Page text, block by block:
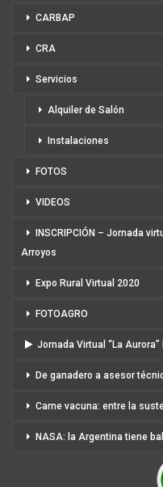
CARBAP
CRA
Servicios
Alquiler de Salón
Instalaciones
FOTOS
VIDEOS
INSCRIPCIÓN – Jornada
Arroyos
Expo Rural Virtual 2020
FOTOAGRO
Jornada Virtual “La Aurora”
De ganadero a asesor
Carne vacuna: entre la
NASA: la Argentina tiene